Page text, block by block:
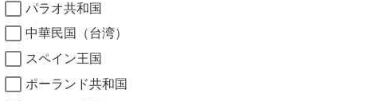
パラオ共和国
中華民国（台湾）
スペイン王国
ポーランド共和国